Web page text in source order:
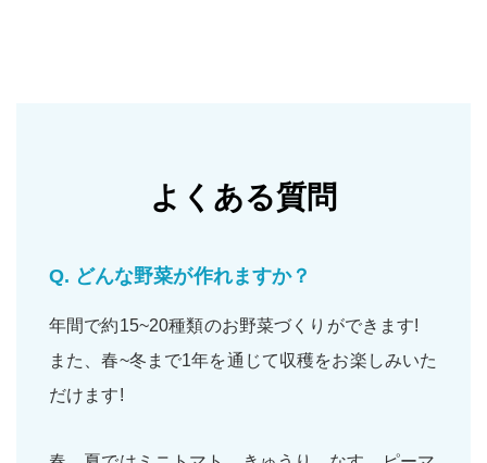
よくある質問
Q. どんな野菜が作れますか？
年間で約15~20種類のお野菜づくりができます!
また、春~冬まで1年を通じて収穫をお楽しみいた
だけます!